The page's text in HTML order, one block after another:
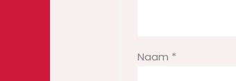
Naam *